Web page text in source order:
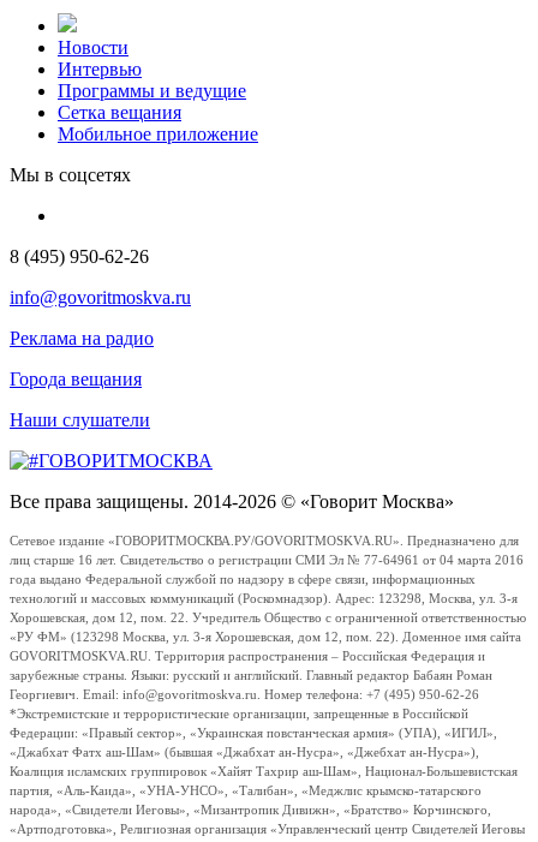
Новости
Интервью
Программы и ведущие
Сетка вещания
Мобильное приложение
Мы в соцсетях
8 (495) 950-62-26
info@govoritmoskva.ru
Реклама на радио
Города вещания
Наши слушатели
Все права защищены. 2014-2026 © «Говорит Москва»
Сетевое издание «ГОВОРИТМОСКВА.РУ/GOVORITMOSKVA.RU». Предназначено для
лиц старше 16 лет. Свидетельство о регистрации СМИ Эл № 77-64961 от 04 марта 2016
года выдано Федеральной службой по надзору в сфере связи, информационных
технологий и массовых коммуникаций (Роскомнадзор). Адрес: 123298, Москва, ул. 3-я
Хорошевская, дом 12, пом. 22. Учредитель Общество с ограниченной ответственностью
«РУ ФМ» (123298 Москва, ул. 3-я Хорошевская, дом 12, пом. 22). Доменное имя сайта
GOVORITMOSKVA.RU. Территория распространения – Российская Федерация и
зарубежные страны. Языки: русский и английский. Главный редактор Бабаян Роман
Георгиевич. Email: info@govoritmoskva.ru. Номер телефона: +7 (495) 950-62-26
*Экстремистские и террористические организации, запрещенные в Российской
Федерации: «Правый сектор», «Украинская повстанческая армия» (УПА), «ИГИЛ»,
«Джабхат Фатх аш-Шам» (бывшая «Джабхат ан-Нусра», «Джебхат ан-Нусра»),
Коалиция исламских группировок «Хайят Тахрир аш-Шам», Национал-Большевистская
партия, «Аль-Каида», «УНА-УНСО», «Талибан», «Меджлис крымско-татарского
народа», «Свидетели Иеговы», «Мизантропик Дивижн», «Братство» Корчинского,
«Артподготовка», Религиозная организация «Управленческий центр Свидетелей Иеговы